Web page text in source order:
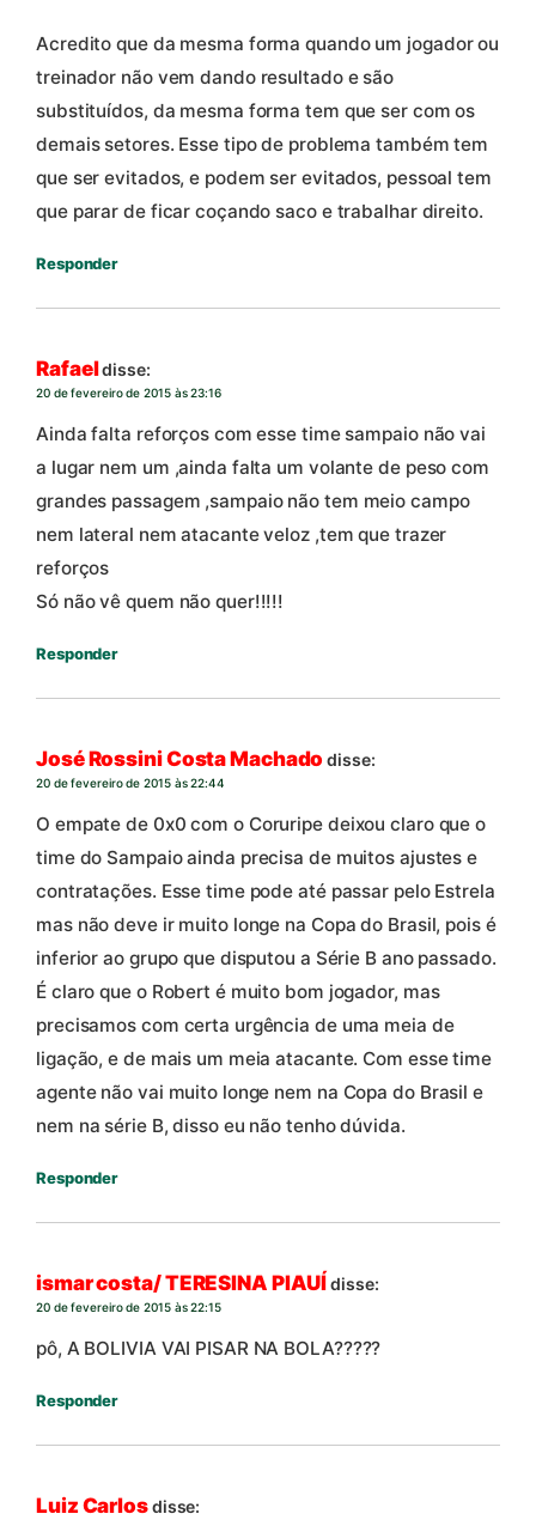
Acredito que da mesma forma quando um jogador ou
treinador não vem dando resultado e são
substituídos, da mesma forma tem que ser com os
demais setores. Esse tipo de problema também tem
que ser evitados, e podem ser evitados, pessoal tem
que parar de ficar coçando saco e trabalhar direito.
Responder
Rafaeldisse:
20 de fevereiro de 2015 às 23:16
Ainda falta reforços com esse time sampaio não vai
a lugar nem um ,ainda falta um volante de peso com
grandes passagem ,sampaio não tem meio campo
nem lateral nem atacante veloz ,tem que trazer
reforços
Só não vê quem não quer!!!!!
Responder
José Rossini Costa Machado disse:
20 de fevereiro de 2015 às 22:44
O empate de 0x0 com o Coruripe deixou claro que o
time do Sampaio ainda precisa de muitos ajustes e
contratações. Esse time pode até passar pelo Estrela
mas não deve ir muito longe na Copa do Brasil, pois é
inferior ao grupo que disputou a Série B ano passado.
É claro que o Robert é muito bom jogador, mas
precisamos com certa urgência de uma meia de
ligação, e de mais um meia atacante. Com esse time
agente não vai muito longe nem na Copa do Brasil e
nem na série B, disso eu não tenho dúvida.
Responder
ismar costa/ TERESINA PIAUÍdisse:
20 de fevereiro de 2015 às 22:15
pô, A BOLIVIA VAI PISAR NA BOLA?????
Responder
Luiz Carlosdisse: